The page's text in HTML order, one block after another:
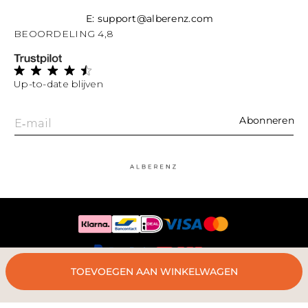
TOEVOEGEN AAN WINKELWAGEN
E: support@alberenz.com
Up-to-date blijven
E‑mail Abonneren
BEOORDELING 4,8
© 2024 Alberenz®. KVK 77972619